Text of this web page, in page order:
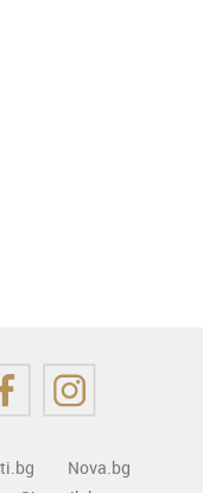
Nova.bg